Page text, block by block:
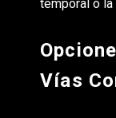
temporal o
Vías